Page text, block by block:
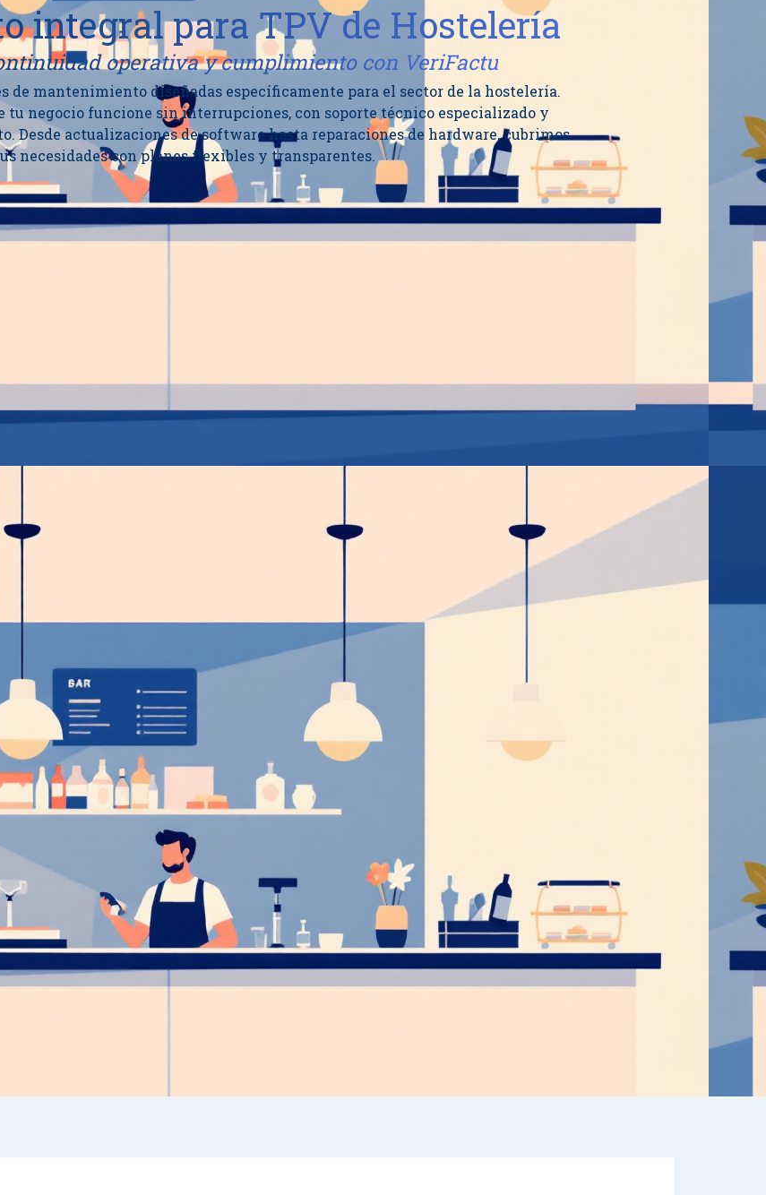
integral para TPV de Hostelería
operativa y cumplimiento con VeriFactu
de mantenimiento diseñadas específicamente para el sector de la hostelería.
tu negocio funcione sin interrupciones, con soporte técnico especializado y
actualizaciones de software hasta reparaciones de hardware, cubrimos
necesidades con planes flexibles y transparentes.